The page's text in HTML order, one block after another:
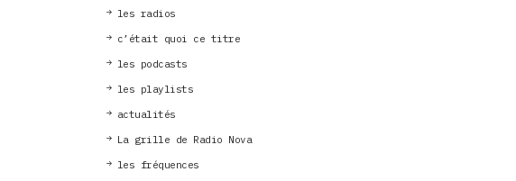
les radios
c’était quoi ce titre
les podcasts
les playlists
actualités
La grille de Radio Nova
les fréquences